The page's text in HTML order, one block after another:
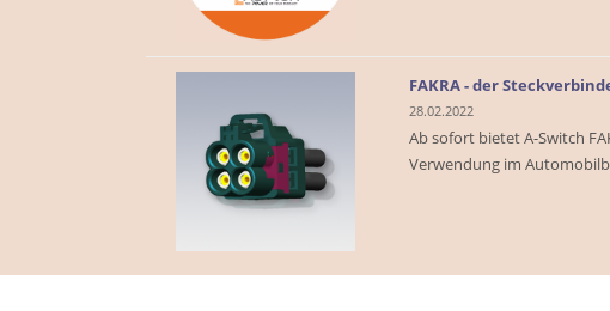
FAKRA - der
28.02.2022
Ab sofort bietet A-Switch
Verwendung im